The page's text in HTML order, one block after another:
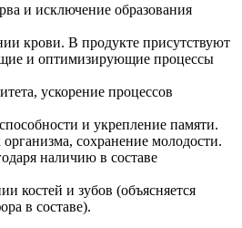
и исключение образования
крови. В продукте присутствуют
и оптимизирующие процессы
ускорение процессов
и укрепление памяти.
сохранение молодости.
наличию в составе
костей и зубов (объясняется
в составе).